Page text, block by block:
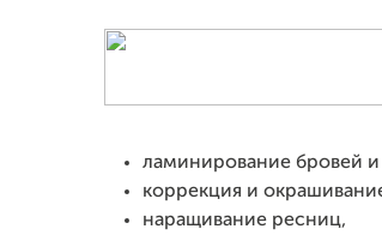
ламинирование бровей
коррекция и
наращивание ресниц,